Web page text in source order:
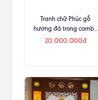
Tranh chữ Phúc gỗ
hương đá trong combo
phòng thờ
20.000.000đ